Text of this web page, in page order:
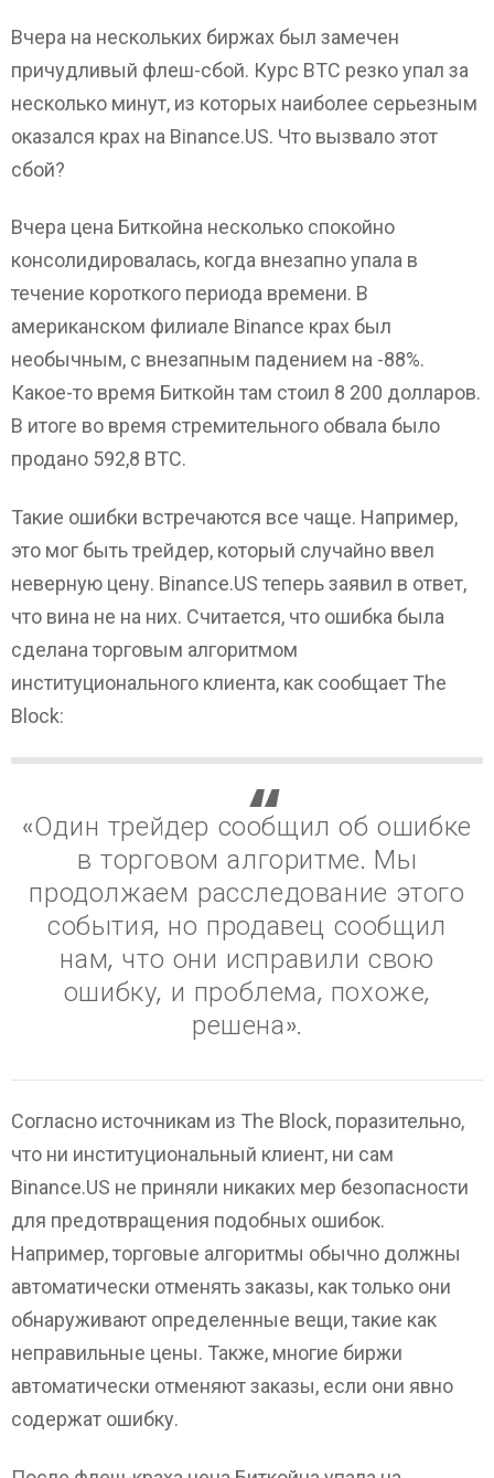
Вчера на нескольких биржах был замечен
причудливый флеш-сбой. Курс ВТС резко упал за
несколько минут, из которых наиболее серьезным
оказался крах на Binance.US. Что вызвало этот
сбой?
Вчера цена Биткойна несколько спокойно
консолидировалась, когда внезапно упала в
течение короткого периода времени. В
американском филиале Binance крах был
необычным, с внезапным падением на -88%.
Какое-то время Биткойн там стоил 8 200 долларов.
В итоге во время стремительного обвала было
продано 592,8 ВТС.
Такие ошибки встречаются все чаще. Например,
это мог быть трейдер, который случайно ввел
неверную цену. Binance.US теперь заявил в ответ,
что вина не на них. Считается, что ошибка была
сделана торговым алгоритмом
институционального клиента, как сообщает The
Block:
«Один трейдер сообщил об ошибке
в торговом алгоритме. Мы
продолжаем расследование этого
события, но продавец сообщил
нам, что они исправили свою
ошибку, и проблема, похоже,
решена».
Согласно источникам из The Block, поразительно,
что ни институциональный клиент, ни сам
Binance.US не приняли никаких мер безопасности
для предотвращения подобных ошибок.
Например, торговые алгоритмы обычно должны
автоматически отменять заказы, как только они
обнаруживают определенные вещи, такие как
неправильные цены. Также, многие биржи
автоматически отменяют заказы, если они явно
содержат ошибку.